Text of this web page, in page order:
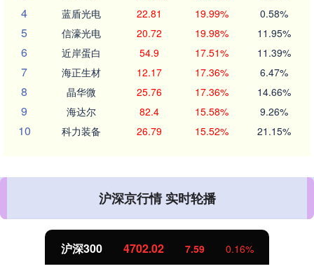
4 蓝盾光电 22.81 19.99% 0.58%
5 信濠光电 20.72 19.98% 11.95%
6 近岸蛋白 54.9 17.51% 11.39%
7 海正生材 12.17 17.36% 6.47%
8 晶华微 25.76 17.36% 14.66%
9 海达尔 82.4 15.58% 9.26%
10 科力装备 26.79 15.52% 21.15%
沪深京行情 实时轮播
北证50 1122.88 -11.37 -1.00%